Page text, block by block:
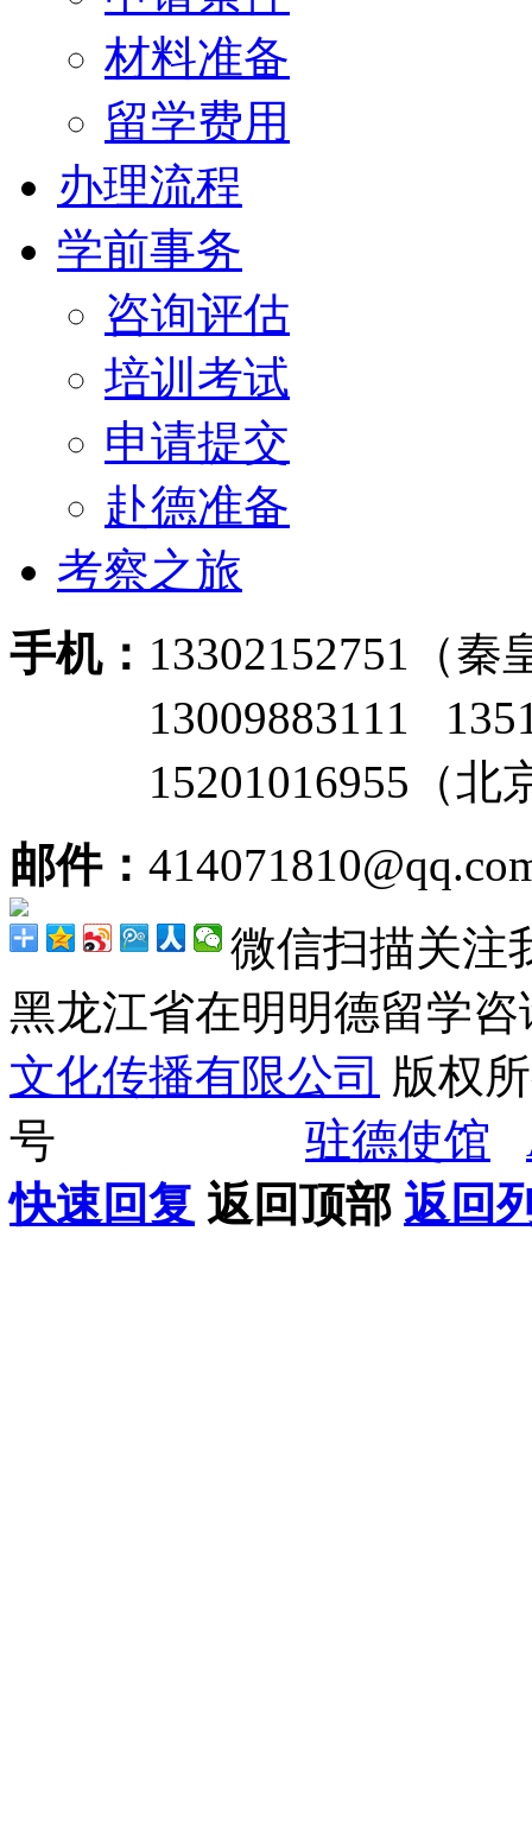
材料准备
留学费用
办理流程
学前事务
咨询评估
培训考试
申请提交
赴德准备
考察之旅
手机： 13302152751（秦
13009883111
15201016955（北
邮件：
微信扫描关注
黑龙江省在明明德留学
文化传播有限公司 版权
号
驻德使馆
快速回复 返回顶部 返回